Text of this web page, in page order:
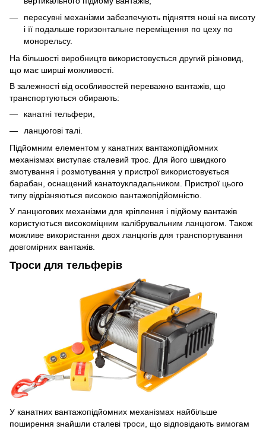
пересувні механізми забезпечують підняття ноші на висоту
і її подальше горизонтальне переміщення по цеху по
монорельсу.
На більшості виробництв використовується другий різновид,
що має ширші можливості.
В залежності від особливостей переважно вантажів, що
транспортуються обирають:
канатні тельфери,
ланцюгові талі.
Підйомним елементом у канатних вантажопідйомних
механізмах виступає сталевий трос. Для його швидкого
змотування і розмотування у пристрої використовується
барабан, оснащений канатоукладальником. Пристрої цього
типу відрізняються високою вантажопідйомністю.
У ланцюгових механізми для кріплення і підйому вантажів
користуються високоміцним калібрувальним ланцюгом. Також
можливе використання двох ланцюгів для транспортування
довгомірних вантажів.
Троси для тельферів
У канатних вантажопідйомних механізмах найбільше
поширення знайшли сталеві троси, що відповідають вимогам